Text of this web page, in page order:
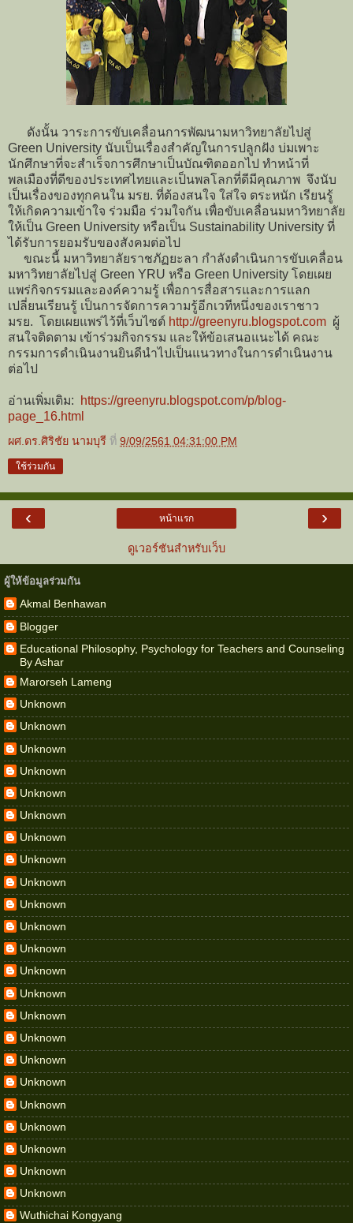
ดังนั้น วาระการขับเคลื่อนการพัฒนามหาวิทยาลัยไปสู่
Green University นับเป็นเรื่องสำคัญในการปลูกฝัง บ่มเพาะ
นักศึกษาที่จะสำเร็จการศึกษาเป็นบัณฑิตออกไป ทำหน้าที่
พลเมืองที่ดีของประเทศไทยและเป็นพลโลกที่ดีมีคุณภาพ จึงนับ
เป็นเรื่องของทุกคนใน มรย. ที่ต้องสนใจ ใส่ใจ ตระหนัก เรียนรู้
ให้เกิดความเข้าใจ ร่วมมือ ร่วมใจกัน เพื่อขับเคลื่อนมหาวิทยาลัย
ให้เป็น Green University หรือเป็น Sustainability University ที่
ได้รับการยอมรับของสังคมต่อไป
ขณะนี้ มหาวิทยาลัยราชภัฏยะลา กำลังดำเนินการขับเคลื่อน
มหาวิทยาลัยไปสู่ Green YRU หรือ Green University โดยเผย
แพร่กิจกรรมและองค์ความรู้ เพื่อการสื่อสารและการแลก
เปลี่ยนเรียนรู้ เป็นการจัดการความรู้อีกเวทีหนึ่งของเราชาว
มรย. โดยเผยแพร่ไว้ที่เว็บไซต์ http://greenyru.blogspot.com ผู้
สนใจติดตาม เข้าร่วมกิจกรรม และให้ข้อเสนอแนะได้ คณะ
กรรมการดำเนินงานยินดีนำไปเป็นแนวทางในการดำเนินงาน
ต่อไป
อ่านเพิ่มเติม:
https://greenyru.blogspot.com/p/blog-
page_16.html
ผศ.ดร.ศิริชัย นามบุรี ที่ 9/09/2561 04:31:00 PM
ใช้ร่วมกัน
‹ ›
หน้าแรก
ดูเวอร์ชันสำหรับเว็บ
ผู้ให้ข้อมูลร่วมกัน
Akmal Benhawan
Blogger
Educational Philosophy, Psychology for Teachers and Counseling
By Ashar
Marorseh Lameng
Unknown
Unknown
Unknown
Unknown
Unknown
Unknown
Unknown
Unknown
Unknown
Unknown
Unknown
Unknown
Unknown
Unknown
Unknown
Unknown
Unknown
Unknown
Unknown
Unknown
Unknown
Unknown
Unknown
Wuthichai Kongyang